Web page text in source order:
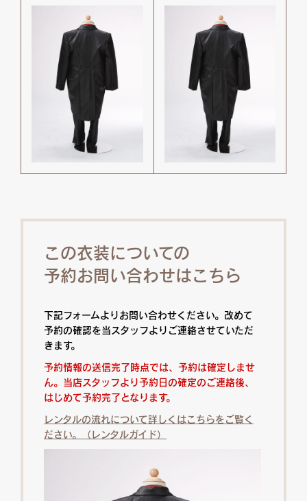
この衣装についての
予約お問い合わせはこちら
下記フォームよりお問い合わせください。改めて
予約の確認を当スタッフよりご連絡させていただ
きます。
予約情報の送信完了時点では、予約は確定しませ
ん。当店スタッフより予約日の確定のご連絡後、
はじめて予約完了となります。
レンタルの流れについて詳しくはこちらをご覧く
ださい。（レンタルガイド）